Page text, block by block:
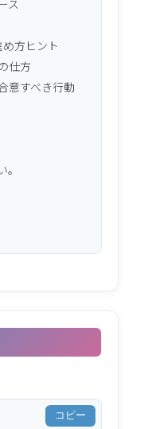
ス
め方ヒント
仕方
意すべき行動
コピー